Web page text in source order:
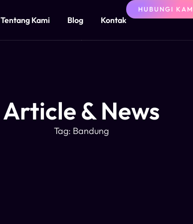
Tentang Kami Blog Kontak
HUBUNGI
Article & News
Tag: Bandung